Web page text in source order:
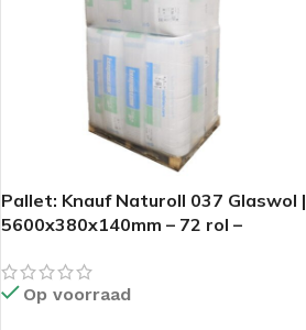
Pallet: Knauf Naturoll 037 Glaswol |
5600x380x140mm – 72 rol –
Op voorraad